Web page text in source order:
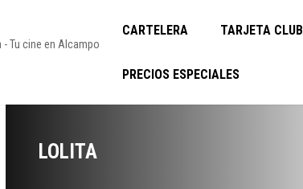
CARTELERA TARJETA CLUB
PRECIOS ESPECIALES
LOLITA